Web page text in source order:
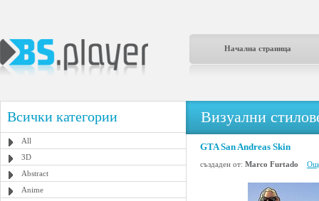
Начална страница
Всички категории
All
3D
Abstract
Anime
Визуални
GTA San Andreas Skin
създаден от: Marco Furtado